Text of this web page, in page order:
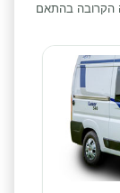
הקרובה בהתאם